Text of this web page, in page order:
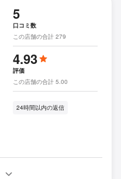
5
口コミ数
この店舗の合計 279
4.93
評価
この店舗の合計 5.00
24時間以内の返信